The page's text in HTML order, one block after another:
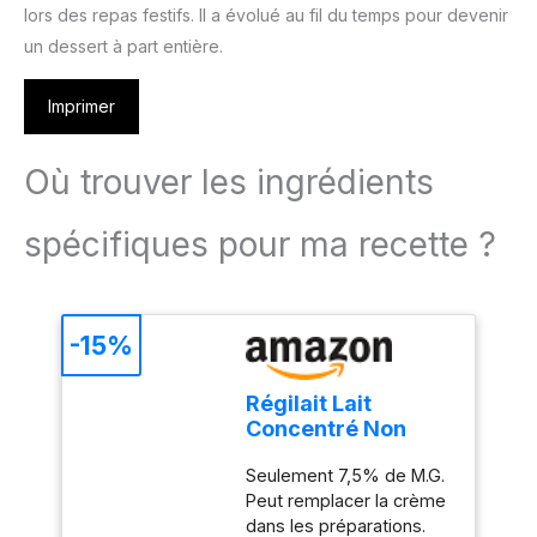
lors des repas festifs. Il a évolué au fil du temps pour devenir
un dessert à part entière.
Imprimer
Où trouver les ingrédients
spécifiques pour ma recette ?
Régilait Lait
Concentré Non
410 g
Seulement 7,5% de M.G.
Peut remplacer la crème
dans les préparations.
-15%